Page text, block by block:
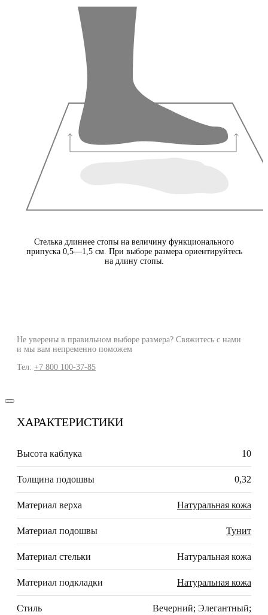
Стелька длиннее стопы на величину функционального
припуска 0,5—1,5 см. При выборе размера ориентируйтесь
на длину стопы.
Не уверены в правильном выборе размера? Свяжитесь с нами
и мы вам непременно поможем
Тел: +7 800 100-37-85
ХАРАКТЕРИСТИКИ
Высота каблука 10
Толщина подошвы 0,32
Материал верха Натуральная кожа
Материал подошвы Тунит
Материал стельки Натуральная кожа
Материал подкладки Натуральная кожа
Стиль Вечерний; Элегантный;